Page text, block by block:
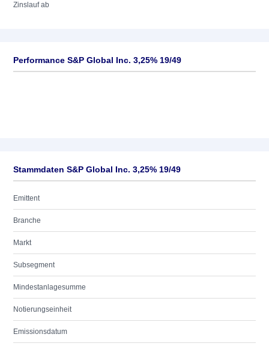
Zinslauf ab
Performance S&P Global Inc. 3,25% 19/49
Stammdaten S&P Global Inc. 3,25% 19/49
Emittent
Branche
Markt
Subsegment
Mindestanlagesumme
Notierungseinheit
Emissionsdatum